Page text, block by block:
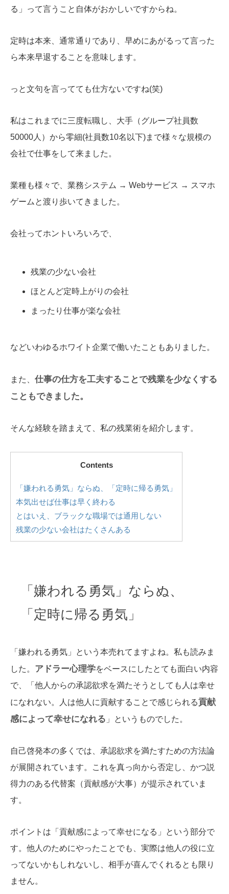
る」って言うこと自体がおかしいですからね。
定時は本来、通常通りであり、早めにあがるって言った
ら本来早退することを意味します。
っと文句を言ってても仕方ないですね(笑)
私はこれまでに三度転職し、大手（グループ社員数
50000人）から零細(社員数10名以下)まで様々な規模の
会社で仕事をして来ました。
業種も様々で、業務システム → Webサービス → スマホ
ゲームと渡り歩いてきました。
会社ってホントいろいろで、
残業の少ない会社
ほとんど定時上がりの会社
まったり仕事が楽な会社
などいわゆるホワイト企業で働いたこともありました。
また、 仕事の仕方を工夫することで残業を少なくする
こともできました。
そんな経験を踏まえて、私の残業術を紹介します。
Contents
「嫌われる勇気」ならぬ、「定時に帰る勇気」
本気出せば仕事は早く終わる
とはいえ、ブラックな職場では通用しない
残業の少ない会社はたくさんある
「嫌われる勇気」ならぬ、
「定時に帰る勇気」
「嫌われる勇気」という本売れてますよね。私も読みま
した。 アドラー心理学をベースにしたとても面白い内容
で、「他人からの承認欲求を満たそうとしても人は幸せ
になれない。人は他人に貢献することで感じられる貢献
感によって幸せになれる 」というものでした。
自己啓発本の多くでは、承認欲求を満たすための方法論
が展開されています。これを真っ向から否定し、かつ説
得力のある代替案（貢献感が大事）が提示されていま
す。
ポイントは「貢献感によって幸せになる」という部分で
す。他人のためにやったことでも、実際は他人の役に立
ってないかもしれないし、相手が喜んでくれるとも限り
ません。